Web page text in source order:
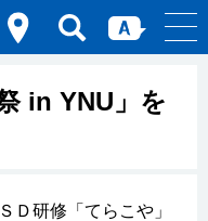
in YNU」を
研修「てらこや」